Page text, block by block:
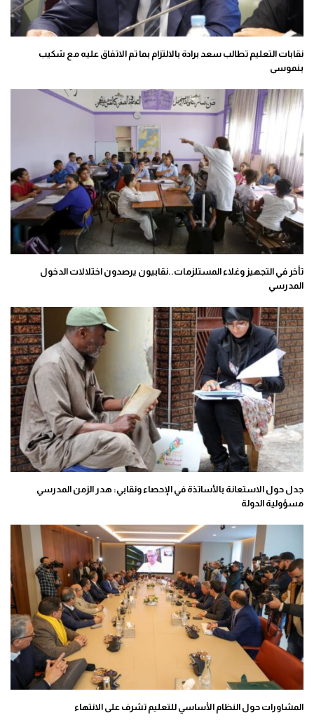
نقابات التعليم تطالب سعد برادة بالالتزام بما تم الاتفاق عليه مع شكيب
بنموسى
تأخر في التجهيز وغلاء المستلزمات..نقابيون يرصدون اختلالات الدخول
المدرسي
جدل حول الاستعانة بالأساتذة في الإحصاء ونقابي: هدر الزمن المدرسي
مسؤولية الدولة
المشاورات حول النظام الأساسي للتعليم تشرف على الانتهاء